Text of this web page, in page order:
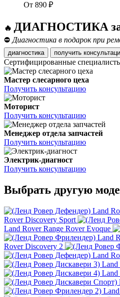
От 890 ₽
🔥 ДИАГНОСТИКА за
⛔ Диагностика в подарок при
диагностика получить
Сертифицированные
Мастер слесарного цеха
Получить консультацию
Моторист
Получить консультацию
Менеджер отдела запчастей
Получить консультацию
Электрик-диагност
Получить консультацию
Выбрать другую
Land
Rover Discovery Sport
Land Rover Range Rover Evoque
Land
Rover Discovery 2
Land
Land
Land